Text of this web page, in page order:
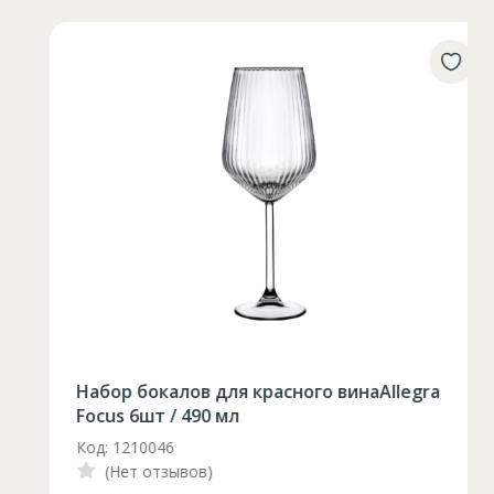
Таблица размеров
4XL
Inaltime
Circumferinta pieptului
Набор бокалов для красного винаAllegra
Focus 6шт / 490 мл
Код: 1210046
(Нет отзывов)